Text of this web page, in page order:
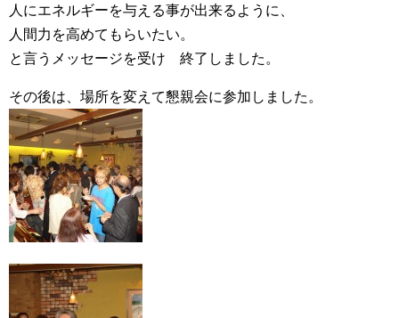
人にエネルギーを与える事が出来るように、
人間力を高めてもらいたい。
と言うメッセージを受け 終了しました。
その後は、場所を変えて懇親会に参加しました。